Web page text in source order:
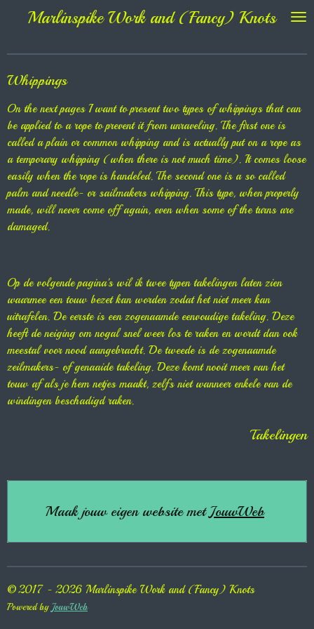
hoofdinhoud
Marlinspike Work and (Fancy) Knots
Whippings
On the next pages I want to present two types of whippings that can
be applied to a rope to prevent it from unraveling. The first one is
called a plain or common whipping and is actually put on a rope as
a temporary whipping (when there is not much time). It comes loose
easily when the rope is handeled. The second one is a so called
palm and needle- or sailmakers whipping. This type, when properly
made, will never come off again, even when some of the turns are
damaged.
Op de volgende pagina's wil ik twee typen takelingen laten zien
waarmee een touw bezet kan worden zodat het niet meer kan
uitrafelen. De eerste is een zogenaamde eenvoudige takeling. Deze
heeft de neiging om nogal snel weer los te raken en wordt dan ook
meestal voor nood aangebracht. De tweede is de zogenaamde
zeilmakers- of genaaide takeling. Deze komt nooit meer van het
touw af als je hem netjes maakt, zelfs niet wanneer enkele van de
windingen beschadigd raken.
Takelingen
Maak jouw eigen website met JouwWeb
© 2017 - 2026 Marlinspike Work and (Fancy) Knots
Powered by JouwWeb